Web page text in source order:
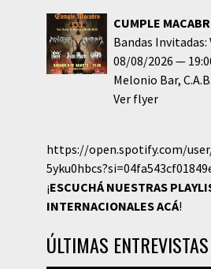
CUMPLE
Bandas Invitadas:
08/08/2026
Melonio Bar
Ver flyer
https://open.spotify.com/
¡ESCUCHÁ NUESTRAS
INTERNACIONALESACÁ!
ÚLTIMAS ENTREVISTAS